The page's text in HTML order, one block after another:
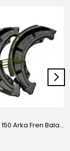
Bajaj Boxer 150 Arka Fren Balatası Orijinal